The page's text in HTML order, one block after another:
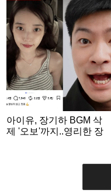
아이유, 장기하 BGM 삭
제 '오보'까지..영리한 장